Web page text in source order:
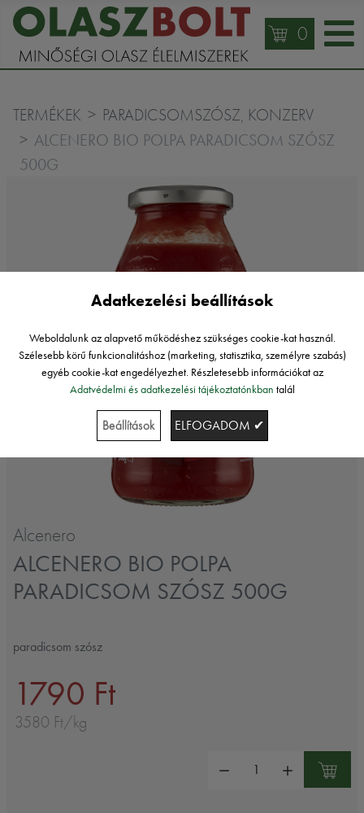
0
TERMÉKEK PARADICSOMSZÓSZ, KONZERV
ALCENERO BIO POLPA PARADICSOM SZÓSZ
500G
Alcenero
ALCENERO BIO POLPA
PARADICSOM SZÓSZ 500G
paradicsom szósz
1790 Ft
3580 Ft/kg
Adatkezelési beállítások
Weboldalunk az alapvető működéshez szükséges cookie-kat használ.
Szélesebb körű funkcionalitáshoz (marketing, statisztika, személyre szabás)
egyéb cookie-kat engedélyezhet. Részletesebb információkat az
Adatvédelmi és adatkezelési tájékoztatónkban talál
Beállítások ELFOGADOM ✔